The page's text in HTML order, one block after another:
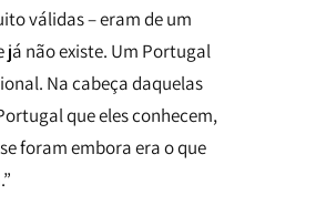
válidas – eram de um
já não existe. Um Portugal
Na cabeça daquelas
que eles conhecem,
foram embora era o que